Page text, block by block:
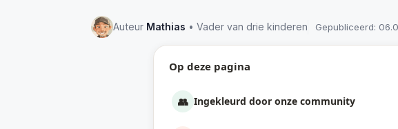
Auteur Mathias • Vader van drie kinderen Gepubliceerd:
Op deze pagina
👥 Ingekleurd door onze community